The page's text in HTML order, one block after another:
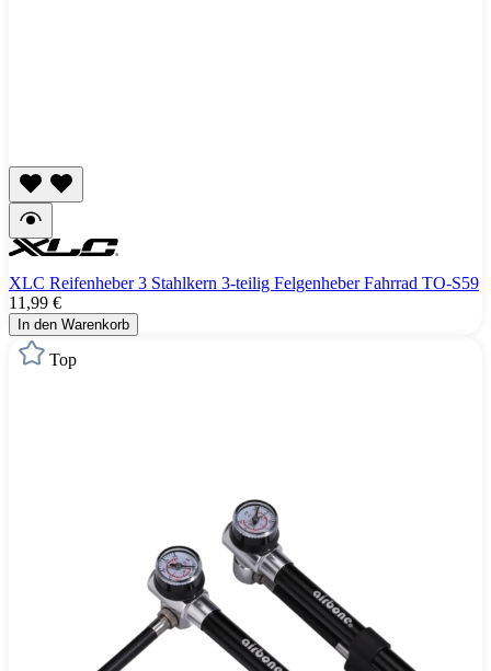
XLC Reifenheber 3 Stahlkern 3-teilig Felgenheber Fahrrad TO-S59
11,99 €
In den Warenkorb
Top